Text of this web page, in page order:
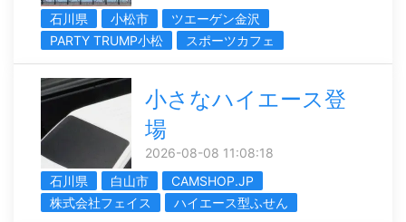
石川県
小松市
ツエーゲン金沢
PARTY TRUMP小松
スポーツカフェ
小さなハイエース登
場
2026-08-08 11:08:18
石川県
白山市
CAMSHOP.JP
株式会社フェイス
ハイエース型ふせん